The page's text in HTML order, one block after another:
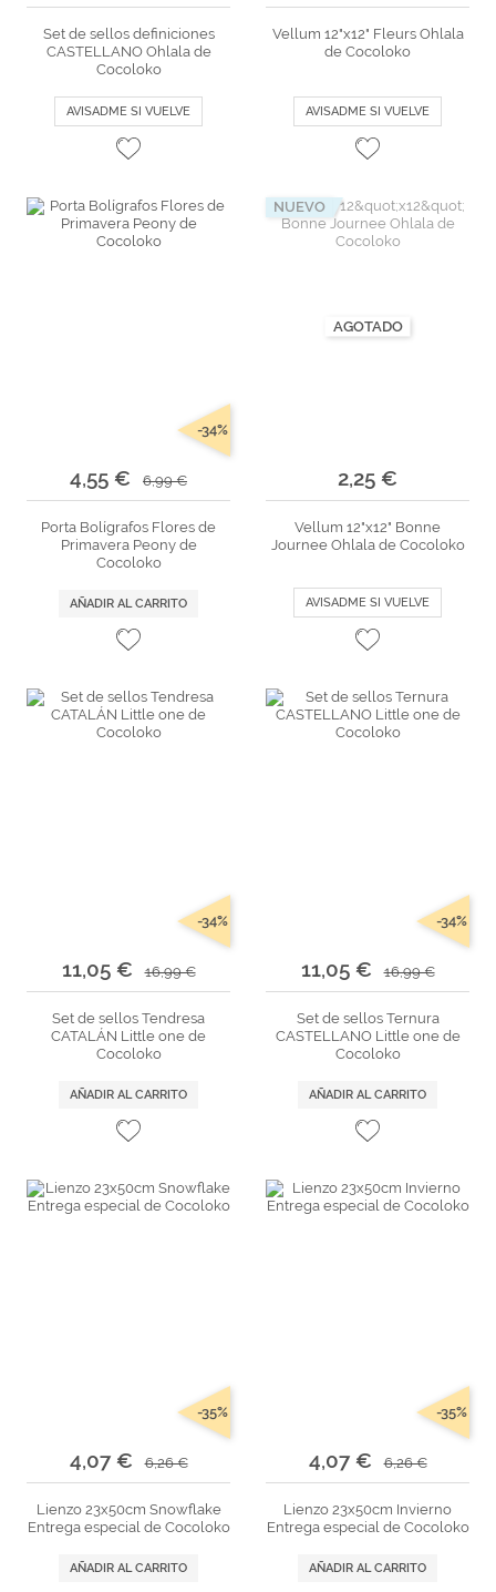
Set de sellos definiciones
CASTELLANO Ohlala de
Cocoloko
AVISADME SI VUELVE
Vellum 12"x12" Fleurs Ohlala
de Cocoloko
AVISADME SI VUELVE
4,55 € 6,99 €
-34%
Porta Bolígrafos Flores de
Primavera Peony de
Cocoloko
AÑADIR AL CARRITO
AGOTADO
NUEVO
2,25 €
Vellum 12"x12" Bonne
Journee Ohlala de Cocoloko
AVISADME SI VUELVE
11,05 € 16,99 €
-34%
Set de sellos Tendresa
CATALÁN Little one de
Cocoloko
AÑADIR AL CARRITO
11,05 € 16,99 €
-34%
Set de sellos Ternura
CASTELLANO Little one de
Cocoloko
AÑADIR AL CARRITO
4,07 € 6,26 €
-35%
Lienzo 23x50cm Snowflake
Entrega especial de Cocoloko
AÑADIR AL CARRITO
4,07 € 6,26 €
-35%
Lienzo 23x50cm Invierno
Entrega especial de Cocoloko
AÑADIR AL CARRITO